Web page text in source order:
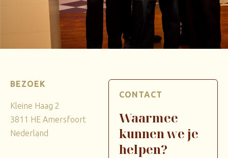
BEZOEK
Kleine Haag 2
3811 HE Amersfoort
Nederland
CONTACT
Waarmee
kunnen we je
helpen?